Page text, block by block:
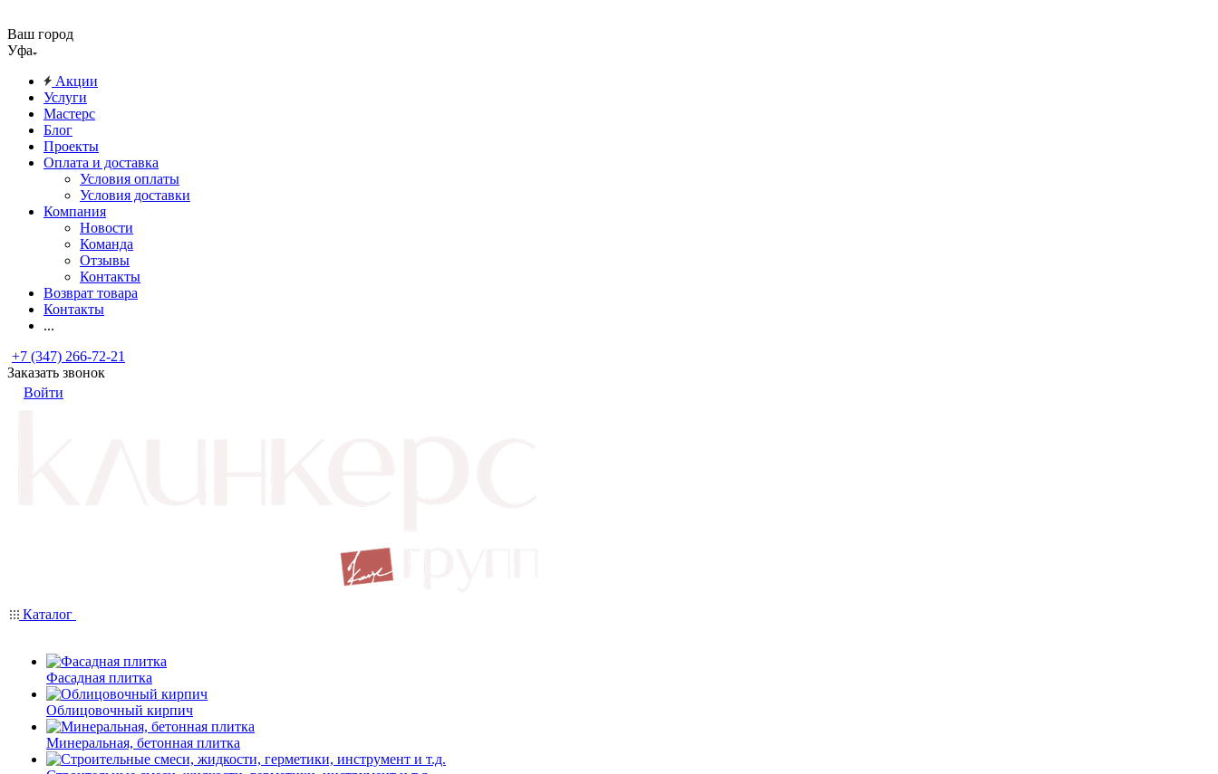
Ваш город
Уфа
Акции
Услуги
Мастерс
Блог
Проекты
Оплата и доставка
Условия оплаты
Условия доставки
Компания
Новости
Команда
Отзывы
Контакты
Возврат товара
Контакты
...
+7 (347) 266-72-21
Заказать звонок
Войти
Каталог
Фасадная плитка
Облицовочный кирпич
Минеральная, бетонная плитка